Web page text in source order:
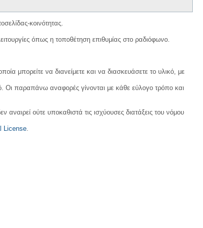
κοινότητας.
όπως η τοποθέτηση επιθυμίας στο ραδιόφωνο.
μπορείτε να διανείμετε και να διασκευάσετε το υλικό, με
Οι παραπάνω αναφορές γίνονται με κάθε εύλογο τρόπο και
ούτε υποκαθιστά τις ισχύουσες διατάξεις του νόμου
License.